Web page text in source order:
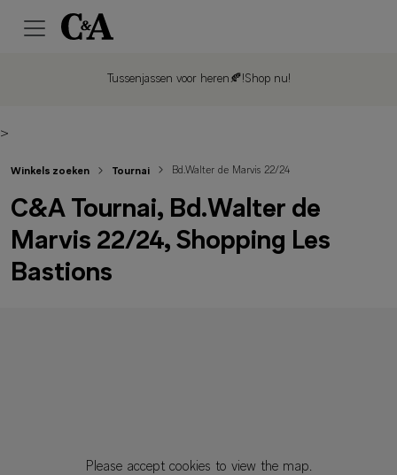
Tussenjassen voor heren🍂!Shop nu!
>
Please accept cookies to view the map.
Winkels zoeken Tournai Bd.Walter de Marvis 22/24
C&A Tournai, Bd.Walter de
Marvis 22/24, Shopping Les
Bastions